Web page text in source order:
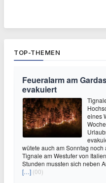
TOP-THEMEN
Feueralarm am
evakuiert
eines
wütete auch am Sonntag
Tignale am Westufer von
Stunden mussten sich neben
[…] (00)